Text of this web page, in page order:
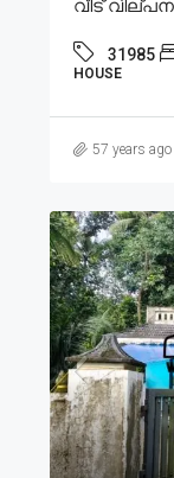
വീട്
31985
HOUSE
57 years ago